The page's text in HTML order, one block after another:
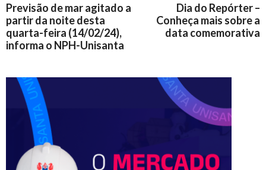
Previsão de mar agitado a
partir da noite desta
quarta-feira (14/02/24),
informa o NPH-Unisanta
Dia do Repórter –
Conheça mais sobre a
data comemorativa